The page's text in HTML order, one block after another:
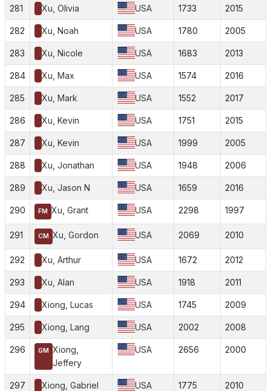
281 Xu, Olivia USA 1733 2015
282 Xu, Noah USA 1780 2005
283 Xu, Nicole USA 1683 2013
284 Xu, Max USA 1574 2016
285 Xu, Mark USA 1552 2017
286 Xu, Kevin USA 1751 2015
287 Xu, Kevin USA 1999 2005
288 Xu, Jonathan USA 1948 2006
289 Xu, Jason N USA 1659 2016
290 FM Xu, Grant USA 2298 1997
291 CM Xu, Gordon USA 2069 2010
292 Xu, Arthur USA 1672 2012
293 Xu, Alan USA 1918 2011
294 Xiong, Lucas USA 1745 2009
295 Xiong, Lang USA 2002 2008
296 GM Xiong,
Jeffery
USA 2656 2000
297 Xiong, Gabriel USA 1775 2010